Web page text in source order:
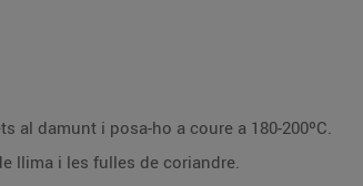
al damunt i posa-ho a coure a 180-200ºC.
llima i les fulles de coriandre.